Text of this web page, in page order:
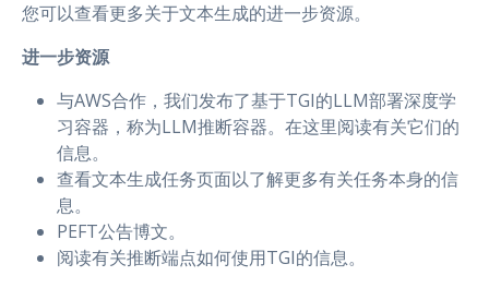
您可以查看更多关于文本生成的进一步资源。
进一步资源
与AWS合作，我们发布了基于TGI的LLM部署深度学
习容器，称为LLM推断容器。在这里阅读有关它们的
信息。
查看文本生成任务页面以了解更多有关任务本身的信
息。
PEFT公告博文。
阅读有关推断端点如何使用TGI的信息。